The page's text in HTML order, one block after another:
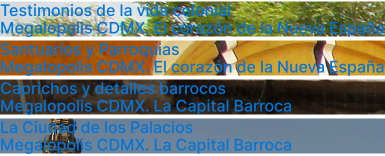
Testimonios de la vida colonial
Megalopolis CDMX. El corazón de la Nueva España
Santuarios y Parroquias
Megalopolis CDMX. El corazón de la Nueva España
Caprichos y detalles barrocos
Megalopolis CDMX. La Capital Barroca
La Ciudad de los Palacios
Megalopolis CDMX. La Capital Barroca